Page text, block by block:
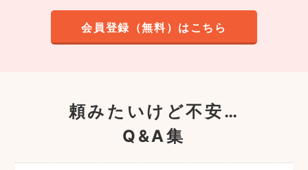
会員登録（無料）はこちら
頼みたいけど不安…
Q&A集